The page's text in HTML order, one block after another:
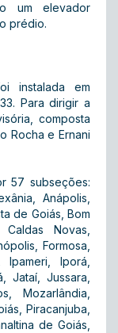
um elevador
prédio.
instalada em
Para dirigir a
composta
Rocha e Ernani
57 subseções:
Anápolis,
de Goiás, Bom
Novas,
Formosa,
Ipameri, Iporá,
Jataí, Jussara,
Mozarlândia,
Piracanjuba,
de Goiás,